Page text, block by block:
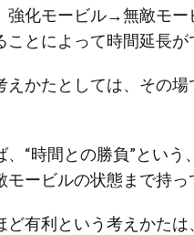
強化モービル→無敵モ
ことによって時間延長が
えかたとしては、その
、“時間との勝負”とい
モービルの状態まで持
ど有利という考えかた